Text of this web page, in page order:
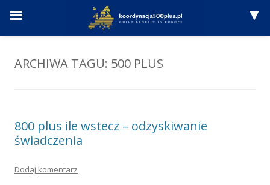
Przejdź
ARCHIWA TAGU: 500 PLUS
800 plus ile wstecz – odzyskiwanie
świadczenia
Dodaj komentarz